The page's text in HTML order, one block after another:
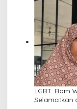
LGBT: Bom
Selamatkan